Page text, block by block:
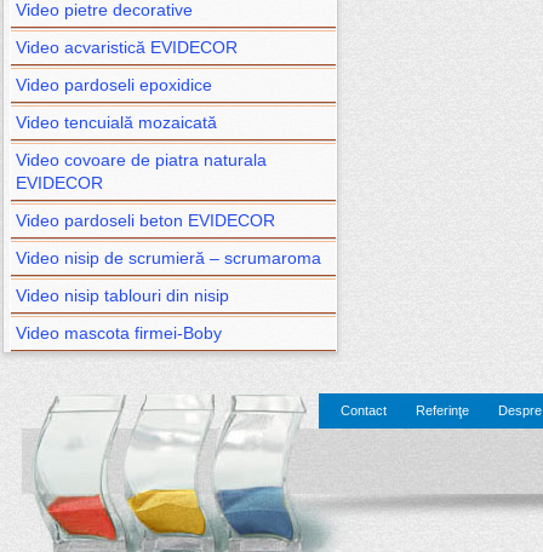
Video pietre decorative
Video acvaristică EVIDECOR
Video pardoseli epoxidice
Video tencuială mozaicată
Video covoare de piatra naturala
EVIDECOR
Video pardoseli beton EVIDECOR
Video nisip de scrumieră – scrumaroma
Video nisip tablouri din nisip
Video mascota firmei-Boby
Contact Referinţe